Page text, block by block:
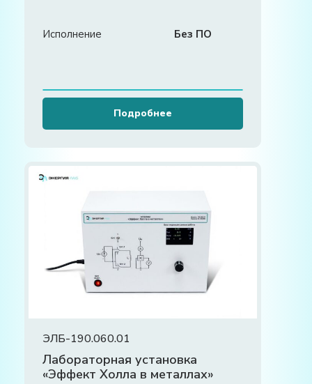
Исполнение Без ПО
Подробнее
ЭЛБ-190.060.01
Лабораторная установка
«Эффект Холла в металлах»